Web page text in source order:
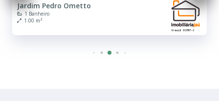
Jardim Pedro Ometto
1 Banheiro
1.00 m²